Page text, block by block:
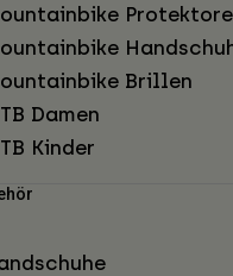
Brillen
Damen
Kinder